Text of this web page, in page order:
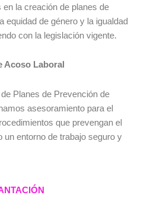
la creación de planes de
equidad de género y la igualdad
con la legislación vigente.
Acoso Laboral
Planes de Prevención de
asesoramiento para el
que prevengan el
un entorno de trabajo seguro y